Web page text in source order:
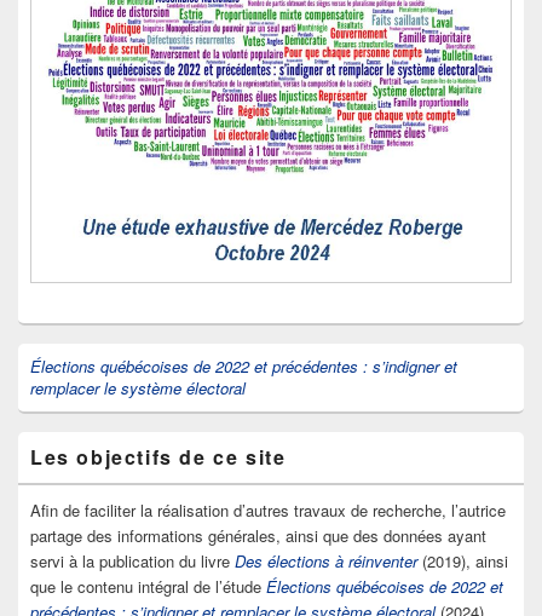
Élections québécoises de 2022 et précédentes : s’indigner et
remplacer le système électoral
Les objectifs de ce site
Afin de faciliter la réalisation d’autres travaux de recherche, l’autrice
partage des informations générales, ainsi que des données ayant
servi à la publication du livre Des élections à réinventer(2019), ainsi
que le contenu intégral de l’étude Élections québécoises de 2022 et
précédentes : s’indigner et remplacer le système électoral(2024).